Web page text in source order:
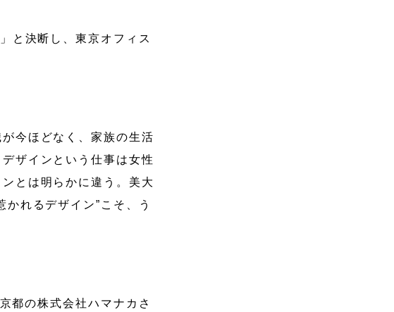
と決断し、東京オフィス
今ほどなく、家族の生活
ザインという仕事は女性
とは明らかに違う。美大
れるデザイン”こそ、う
都の株式会社ハマナカさ